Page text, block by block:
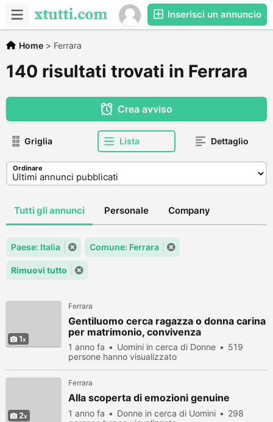
Inserisci un annuncio
Home > Ferrara
140 risultati trovati in Ferrara
Crea avviso
Griglia Lista Dettaglio
Ordinare
Tutti gli annunci Personale Company
Paese: Italia Comune: Ferrara
Rimuovi tutto
1
Ferrara
Gentiluomo cerca ragazza o donna carina
per matrimonio, convivenza
1 anno fa Uomini in cerca di Donne
519
persone hanno visualizzato
2
Ferrara
Alla scoperta di emozioni genuine
1 anno fa Donne in cerca di Uomini
298